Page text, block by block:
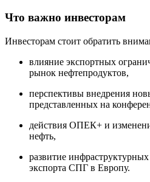
Что важно инвесторам
Инвесторам стоит обратить
влияние экспортных
рынок нефтепродуктов,
перспективы внедрения
представленных на
действия ОПЕК+ и
нефть,
развитие
экспорта СПГ в Европу.